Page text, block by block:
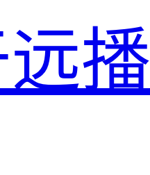
播